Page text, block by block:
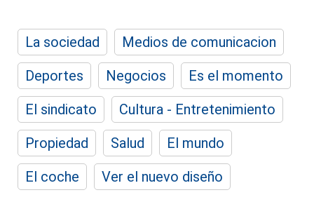
La sociedad
Medios de comunicacion
Deportes
Negocios
Es el momento
El sindicato
Cultura - Entretenimiento
Propiedad
Salud
El mundo
El coche
Ver el nuevo diseño